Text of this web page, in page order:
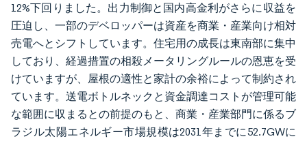
12%下回りました。出力制御と国内高金利がさらに収益を
圧迫し、一部のデベロッパーは資産を商業・産業向け相対
売電へとシフトしています。住宅用の成長は東南部に集中
しており、経過措置の相殺メータリングルールの恩恵を受
けていますが、屋根の適性と家計の余裕によって制約され
ています。送電ボトルネックと資金調達コストが管理可能
な範囲に収まるとの前提のもと、商業・産業部門に係るブ
ラジル太陽エネルギー市場規模は2031年までに52.7GWに